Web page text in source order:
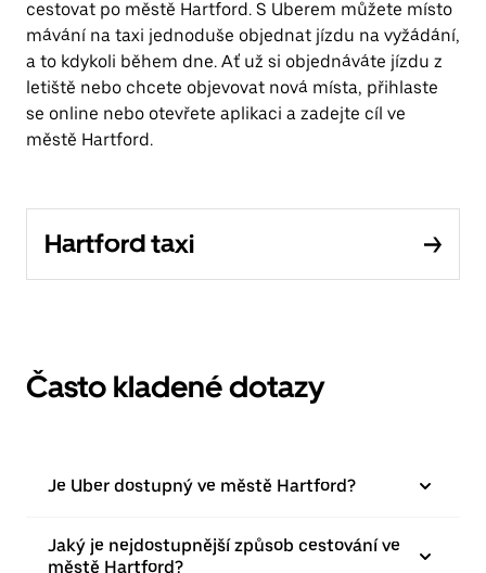
cestovat po městě Hartford. S Uberem můžete místo
mávání na taxi jednoduše objednat jízdu na vyžádání,
a to kdykoli během dne. Ať už si objednáváte jízdu z
letiště nebo chcete objevovat nová místa, přihlaste
se online nebo otevřete aplikaci a zadejte cíl ve
městě Hartford.
Hartford taxi
Často kladené dotazy
Je Uber dostupný ve městě Hartford?
Jaký je nejdostupnější způsob cestování ve
městě Hartford?